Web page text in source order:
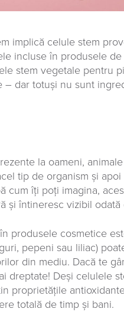
implică celule stem
incluse în produsele
stem vegetale pentru
– dar totuși nu sunt
la oameni,
tip de organism și
cum îți poți imagina,
și întineresc vizibil
produsele cosmetice
pepeni sau liliac)
din mediu. Dacă te
dreptate! Deși celulele
proprietățile
totală de timp și bani.